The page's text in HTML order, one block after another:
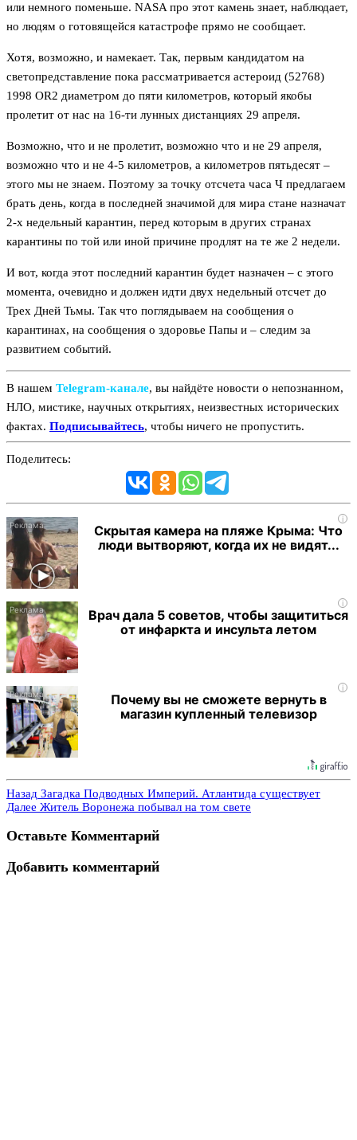
или немного поменьше. NASA про этот камень знает, наблюдает,
но людям о готовящейся катастрофе прямо не сообщает.
Хотя, возможно, и намекает. Так, первым кандидатом на
светопредставление пока рассматривается астероид (52768)
1998 OR2 диаметром до пяти километров, который якобы
пролетит от нас на 16-ти лунных дистанциях 29 апреля.
Возможно, что и не пролетит, возможно что и не 29 апреля,
возможно что и не 4-5 километров, а километров пятьдесят –
этого мы не знаем. Поэтому за точку отсчета часа Ч предлагаем
брать день, когда в последней значимой для мира стане назначат
2-х недельный карантин, перед которым в других странах
карантины по той или иной причине продлят на те же 2 недели.
И вот, когда этот последний карантин будет назначен – с этого
момента, очевидно и должен идти двух недельный отсчет до
Трех Дней Тьмы. Так что поглядываем на сообщения о
карантинах, на сообщения о здоровье Папы и – следим за
развитием событий.
В нашем Telegram‑канале, вы найдёте новости о непознанном,
НЛО, мистике, научных открытиях, неизвестных исторических
фактах. Подписывайтесь, чтобы ничего не пропустить.
Поделитесь:
i
Скрытая камера на пляже Крыма: Что
люди вытворяют, когда их не видят...
i
Врач дала 5 советов, чтобы защититься
от инфаркта и инсульта летом
i
Почему вы не сможете вернуть в
магазин купленный телевизор
Назад Загадка Подводных Империй. Атлантида существует
Далее Житель Воронежа побывал на том свете
Оставьте Комментарий
Добавить комментарий